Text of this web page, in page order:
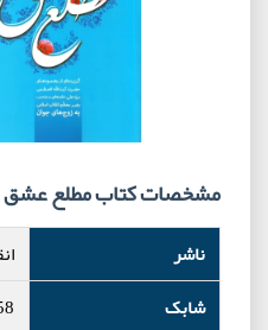
مشخصات کتاب مطلع عشق
ناشر
شابک